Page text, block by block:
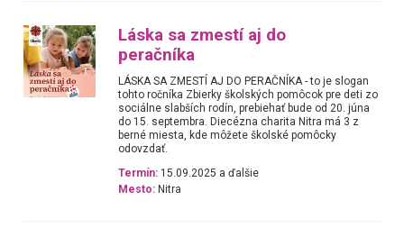
Láska sa zmestí aj do
peračníka
LÁSKA SA ZMESTÍ AJ DO PERAČNÍKA - to je slogan
tohto ročníka Zbierky školských pomôcok pre deti zo
sociálne slabších rodín, prebiehať bude od 20. júna
do 15. septembra. Diecézna charita Nitra má 3 z
berné miesta, kde môžete školské pomôcky
odovzdať.
Termín: 15.09.2025 a ďalšie
Mesto: Nitra